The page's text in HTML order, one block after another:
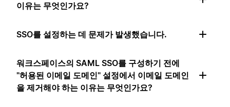
이유는 무엇인가요?
SSO를 설정하는 데 문제가 발생했습니다.
워크스페이스의 SAML SSO를 구성하기 전에
"허용된 이메일 도메인" 설정에서 이메일 도메인
을 제거해야 하는 이유는 무엇인가요?